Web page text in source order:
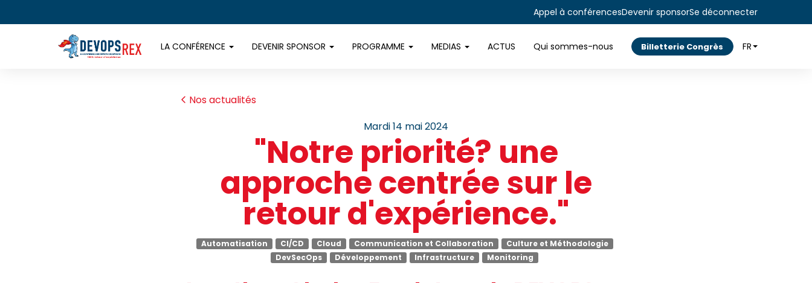
Appel à conférencesDevenir sponsorSe déconnecter
LA CONFÉRENCE DEVENIR SPONSOR PROGRAMME MEDIAS ACTUS Qui sommes-nous Billetterie Congrès FR
Nos actualités
mardi 14 mai 2024
"Notre priorité? une
approche centrée sur le
retour d'expérience."
Automatisation CI/CD Cloud Communication et Collaboration
Culture et Méthodologie
DevSecOps
Développement Infrastructure Monitoring